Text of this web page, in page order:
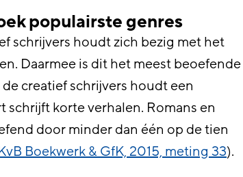
populairste genres
schrijvers houdt zich bezig met het
Daarmee is dit het meest beoefende
creatief schrijvers houdt een
schrijft korte verhalen. Romans en
door minder dan één op de tien
Boekwerk & GfK, 2015, meting 33).